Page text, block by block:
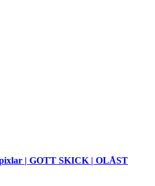
| GOTT SKICK | OLÅST